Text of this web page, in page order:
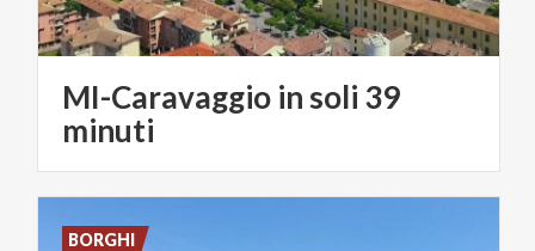
MI-Caravaggio in soli 39
minuti
BORGHI